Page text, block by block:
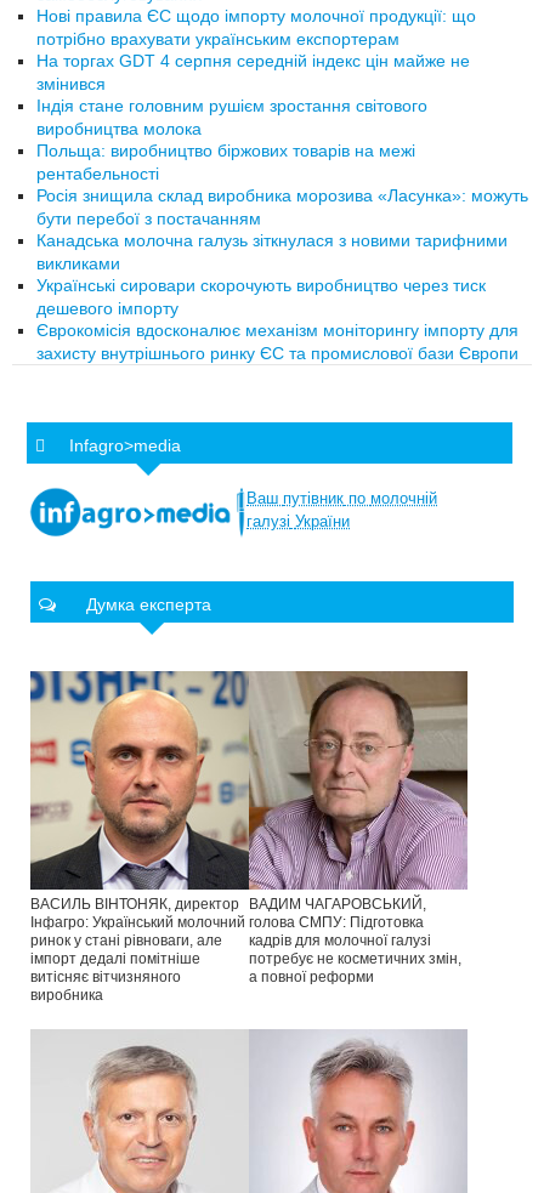
Нові правила ЄС щодо імпорту молочної продукції: що
потрібно врахувати українським експортерам
На торгах GDT 4 серпня середній індекс цін майже не
змінився
Індія стане головним рушієм зростання світового
виробництва молока
Польща: виробництво біржових товарів на межі
рентабельності
Росія знищила склад виробника морозива «Ласунка»: можуть
бути перебої з постачанням
Канадська молочна галузь зіткнулася з новими тарифними
викликами
Українські сировари скорочують виробництво через тиск
дешевого імпорту
Єврокомісія вдосконалює механізм моніторингу імпорту для
захисту внутрішнього ринку ЄС та промислової бази Європи
Infagro>media
Ваш путівник по молочній
галузі України
Думка експерта
ВАСИЛЬ ВІНТОНЯК, директор
Інфагро: Український молочний
ринок у стані рівноваги, але
імпорт дедалі помітніше
витісняє вітчизняного
виробника
ВАДИМ ЧАГАРОВСЬКИЙ,
голова СМПУ: Підготовка
кадрів для молочної галузі
потребує не косметичних змін,
а повної реформи